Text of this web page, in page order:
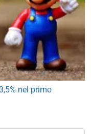
nel primo